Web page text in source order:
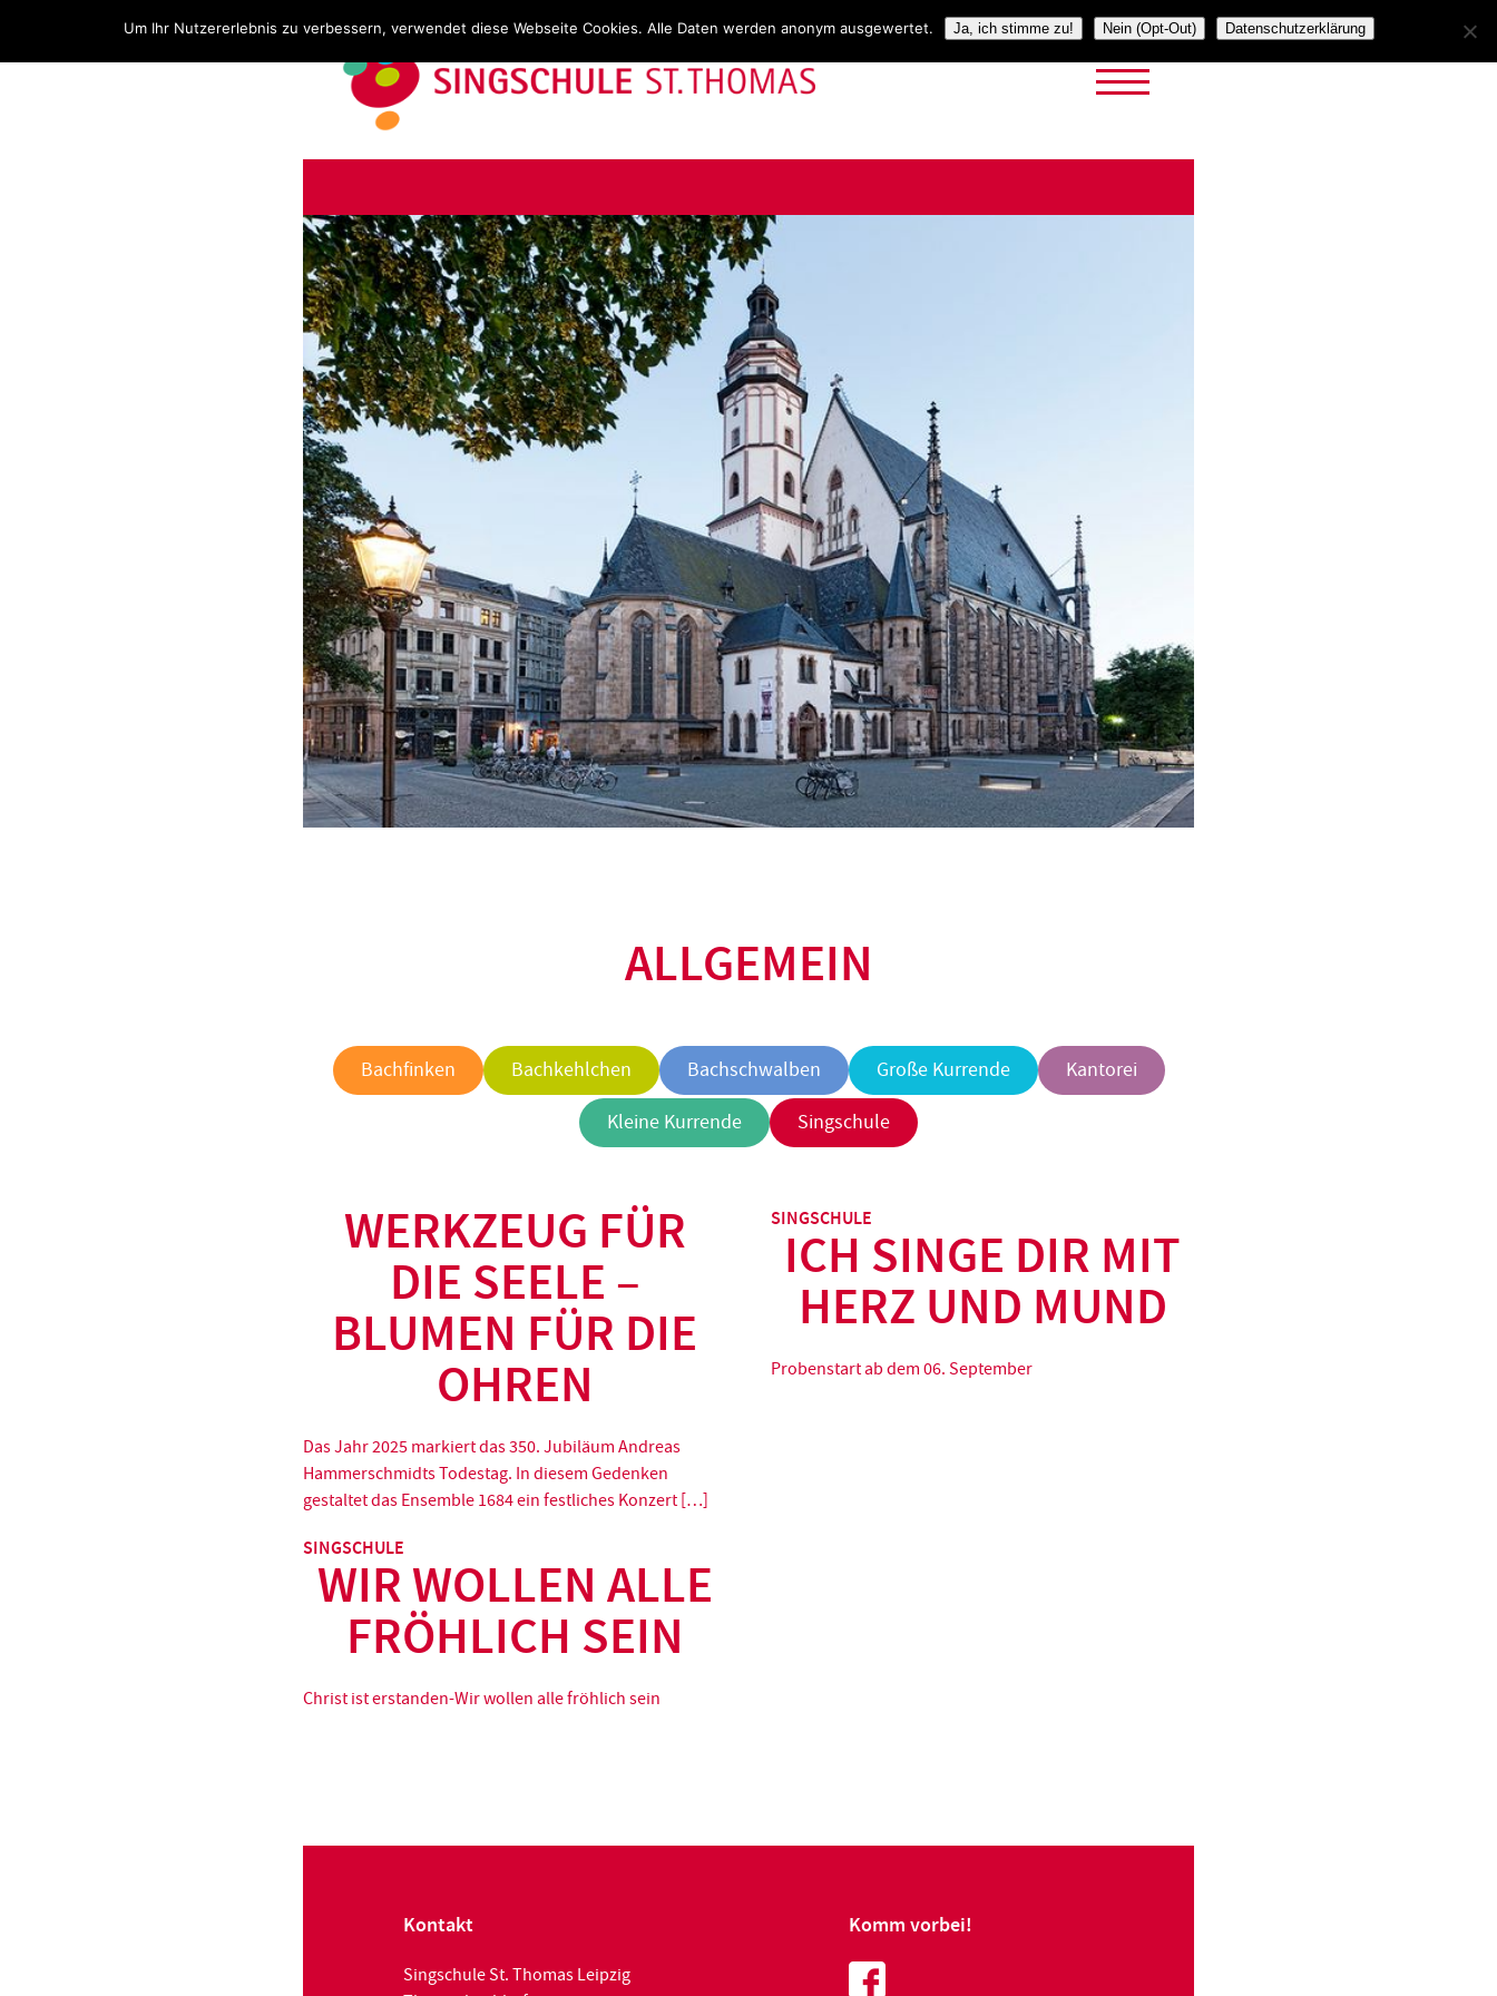
ALLGEMEIN
Bachfinken Bachkehlchen Bachschwalben Große Kurrende Kantorei
Kleine Kurrende Singschule
WERKZEUG FÜR
DIE SEELE –
BLUMEN FÜR DIE
OHREN
Das Jahr 2025 markiert das 350. Jubiläum Andreas
Hammerschmidts Todestag. In diesem Gedenken
gestaltet das Ensemble 1684 ein festliches Konzert […]
SINGSCHULE
ICH SINGE DIR MIT
HERZ UND MUND
Probenstart ab dem 06. September
SINGSCHULE
WIR WOLLEN ALLE
FRÖHLICH SEIN
Christ ist erstanden-Wir wollen alle fröhlich sein
Kontakt
Singschule St. Thomas Leipzig
Komm vorbei!
Um Ihr Nutzererlebnis zu verbessern, verwendet diese Webseite Cookies. Alle Daten werden anonym ausgewertet. Ja, ich stimme zu! Nein (Opt-Out) Datenschutzerklärung